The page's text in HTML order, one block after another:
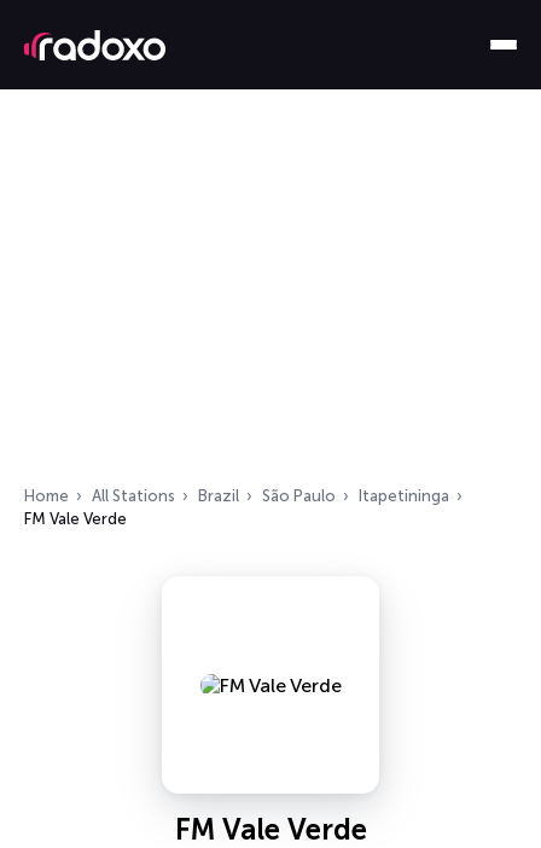
Home All Stations Brazil São Paulo
Itapetininga
FM Vale Verde
FM Vale Verde